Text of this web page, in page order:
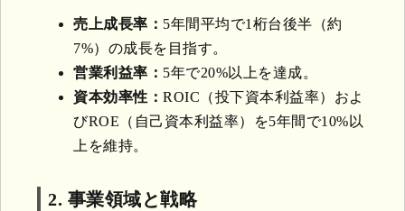
売上成長率： 5年間平均で1桁台後半（約
7%）の成長を目指す。
営業利益率： 5年で20%以上を達成。
資本効率性： ROIC（投下資本利益率）およ
びROE（自己資本利益率）を5年間で10%以
上を維持。
2. 事業領域と戦略